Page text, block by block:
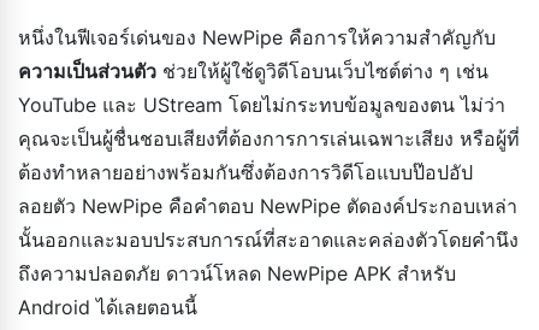
หนึ่งในฟีเจอร์เด่นของ NewPipe คือการให้ความสำคัญกับ
ความเป็นส่วนตัว ช่วยให้ผู้ใช้ดูวิดีโอบนเว็บไซต์ต่าง ๆ เช่น
YouTube และ UStream โดยไม่กระทบข้อมูลของตน ไม่ว่า
คุณจะเป็นผู้ชื่นชอบเสียงที่ต้องการการเล่นเฉพาะเสียง หรือผู้ที่
ต้องทำหลายอย่างพร้อมกันซึ่งต้องการวิดีโอแบบป๊อปอัป
ลอยตัว NewPipe คือคำตอบ NewPipe ตัดองค์ประกอบเหล่า
นั้นออกและมอบประสบการณ์ที่สะอาดและคล่องตัวโดยคำนึง
ถึงความปลอดภัย ดาวน์โหลด NewPipe APK สำหรับ
Android ได้เลยตอนนี้